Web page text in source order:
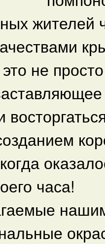
жителей
не
часа!